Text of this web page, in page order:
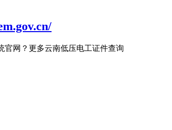
官网？更多云南低压电工证件查询